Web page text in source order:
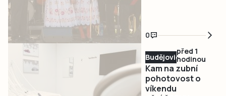
Písecku pestrý
program pro
milovníky hudby,
rodiny s dětmi i
příznivce
venkovských
0
Budějovicko
před 1
hodinou
Kam na zubní
pohotovost o
víkendu